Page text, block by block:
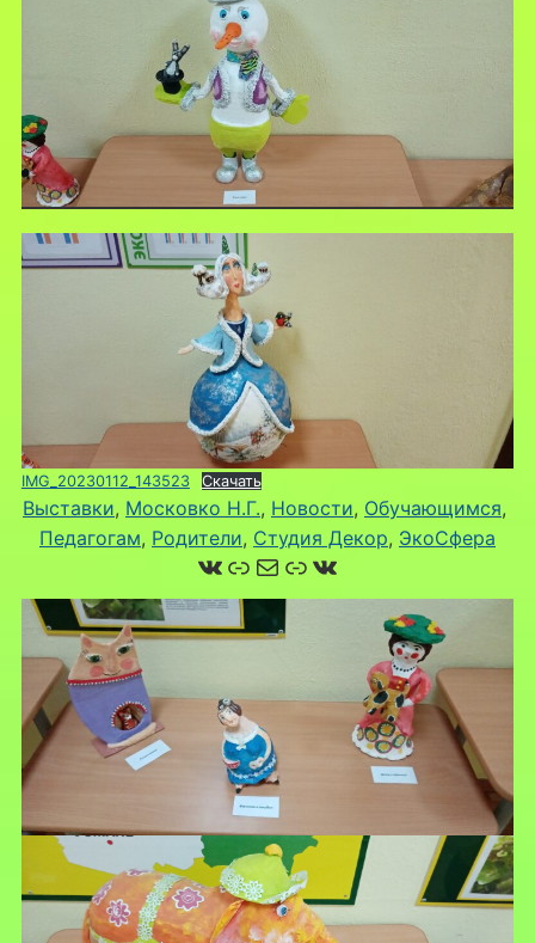
IMG_20230112_143523 Скачать
Выставки, Московко Н.Г., Новости, Обучающимся
Педагогам, Родители, Студия Декор, ЭкоСфера
ВКонтакте
Ссылка
Почта
Ссылка
ВКонтакте